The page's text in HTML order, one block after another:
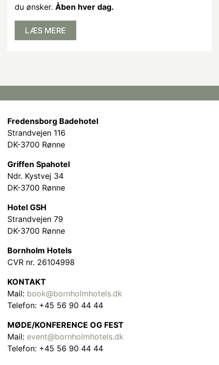
du ønsker. Åben hver dag.
LÆS MERE
Fredensborg Badehotel
Strandvejen 116
DK-3700 Rønne
Griffen Spahotel
Ndr. Kystvej 34
DK-3700 Rønne
Hotel GSH
Strandvejen 79
DK-3700 Rønne
Bornholm Hotels
CVR nr. 26104998
KONTAKT
Mail: book@bornholmhotels.dk
Telefon: +45 56 90 44 44
MØDE/KONFERENCE OG FEST
Mail: event@bornholmhotels.dk
Telefon: +45 56 90 44 44